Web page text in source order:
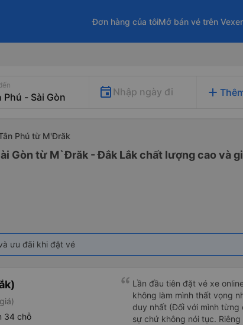
Đơn hàng của tôiMở bán vé trên
Nhập ngày đi add
Phú từ M'Đrăk
Gòn từ M`Đrăk - Đắk Lắk chất lượng cao và
ưu đãi khi đặt vé
34 chỗ
Lần đầu tiên đặt vé xe
không làm mình thất vọng
duy nhất (Đối với mình từng
sự chứ không nói tục.